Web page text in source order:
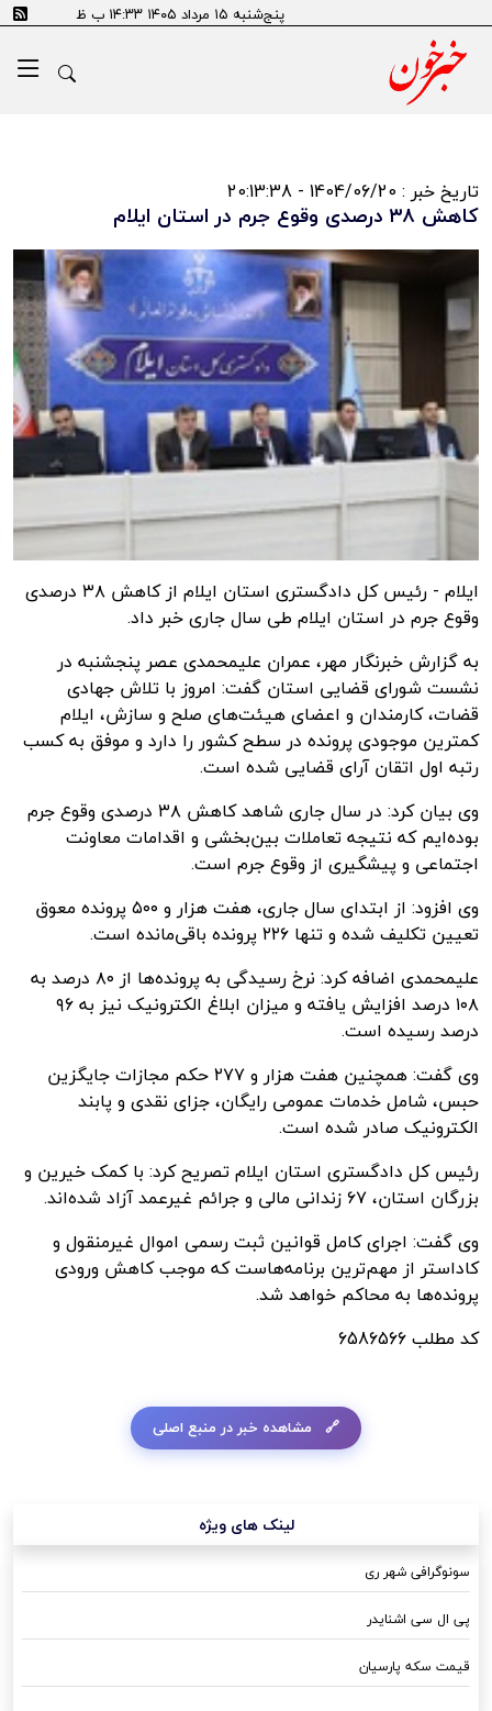
پنج‌شنبه ۱۵ مرداد ۱۴۰۵ ۱۴:۳۳ ب ظ
تاریخ خبر : 1404/06/20 - 20:13:38
کاهش ۳۸ درصدی وقوع جرم در استان ایلام
ایلام - رئیس کل دادگستری استان ایلام از کاهش ۳۸ درصدی
وقوع جرم در استان ایلام طی سال جاری خبر داد.
به گزارش خبرنگار مهر، عمران علیمحمدی عصر پنجشنبه در
نشست شورای قضایی استان گفت: امروز با تلاش جهادی
قضات، کارمندان و اعضای هیئت‌های صلح و سازش، ایلام
کمترین موجودی پرونده در سطح کشور را دارد و موفق به کسب
رتبه اول اتقان آرای قضایی شده است.
وی بیان کرد: در سال جاری شاهد کاهش ۳۸ درصدی وقوع جرم
بوده‌ایم که نتیجه تعاملات بین‌بخشی و اقدامات معاونت
اجتماعی و پیشگیری از وقوع جرم است.
وی افزود: از ابتدای سال جاری، هفت هزار و ۵۰۰ پرونده معوق
تعیین تکلیف شده و تنها ۲۲۶ پرونده باقی‌مانده است.
علیمحمدی اضافه کرد: نرخ رسیدگی به پرونده‌ها از ۸۰ درصد به
۱۰۸ درصد افزایش یافته و میزان ابلاغ الکترونیک نیز به ۹۶
درصد رسیده است.
وی گفت: همچنین هفت هزار و ۲۷۷ حکم مجازات جایگزین
حبس، شامل خدمات عمومی رایگان، جزای نقدی و پابند
الکترونیک صادر شده است.
رئیس کل دادگستری استان ایلام تصریح کرد: با کمک خیرین و
بزرگان استان، ۶۷ زندانی مالی و جرائم غیرعمد آزاد شده‌اند.
وی گفت: اجرای کامل قوانین ثبت رسمی اموال غیرمنقول و
کاداستر از مهم‌ترین برنامه‌هاست که موجب کاهش ورودی
پرونده‌ها به محاکم خواهد شد.
کد مطلب6586566
مشاهده خبر در منبع اصلی
لینک های ویژه
سونوگرافی شهر ری
پی ال سی اشنایدر
قیمت سکه پارسیان